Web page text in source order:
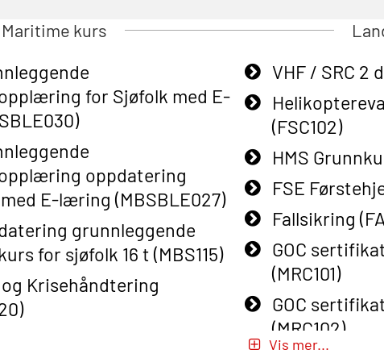
Maritime kurs
for Sjøfolk med E-
oppdatering
E-læring (MBSBLE027)
grunnleggende
for sjøfolk 16 t (MBS115)
Krisehåndtering
Krisehåndtering
VHF / SRC 2
(FSC102)
HMS
FSE
Fallsikring
GOC
(MRC101)
GOC
(MRC102)
Vis mer...